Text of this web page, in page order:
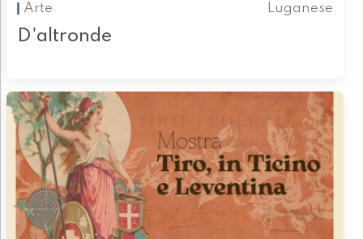
Arte
Luganese
D'altronde